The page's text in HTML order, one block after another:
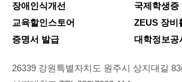
장애인식개선
국제학생증
교육할인스토어
ZEUS 장비
증명서 발급
대학정보공
26339 강원특별자치도 원주시 상지대길